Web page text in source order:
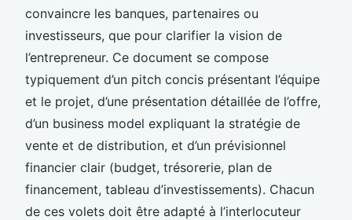
convaincre les banques, partenaires ou
investisseurs, que pour clarifier la vision de
l’entrepreneur. Ce document se compose
typiquement d’un pitch concis présentant l’équipe
et le projet, d’une présentation détaillée de l’offre,
d’un business model expliquant la stratégie de
vente et de distribution, et d’un prévisionnel
financier clair (budget, trésorerie, plan de
financement, tableau d’investissements). Chacun
de ces volets doit être adapté à l’interlocuteur